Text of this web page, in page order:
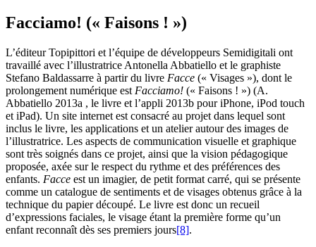
Facciamo! (« Faisons ! »)
L’éditeur Topipittori et l’équipe de développeurs Semidigitali ont
travaillé avec l’illustratrice Antonella Abbatiello et le graphiste
Stefano Baldassarre à partir du livre Facce (« Visages »), dont le
prolongement numérique est Facciamo! (« Faisons ! ») (A.
Abbatiello 2013a , le livre et l’appli 2013b pour iPhone, iPod touch
et iPad). Un site internet est consacré au projet dans lequel sont
inclus le livre, les applications et un atelier autour des images de
l’illustratrice. Les aspects de communication visuelle et graphique
sont très soignés dans ce projet, ainsi que la vision pédagogique
proposée, axée sur le respect du rythme et des préférences des
enfants. Facce est un imagier, de petit format carré, qui se présente
comme un catalogue de sentiments et de visages obtenus grâce à la
technique du papier découpé. Le livre est donc un recueil
d’expressions faciales, le visage étant la première forme qu’un
enfant reconnaît dès ses premiers jours[8].